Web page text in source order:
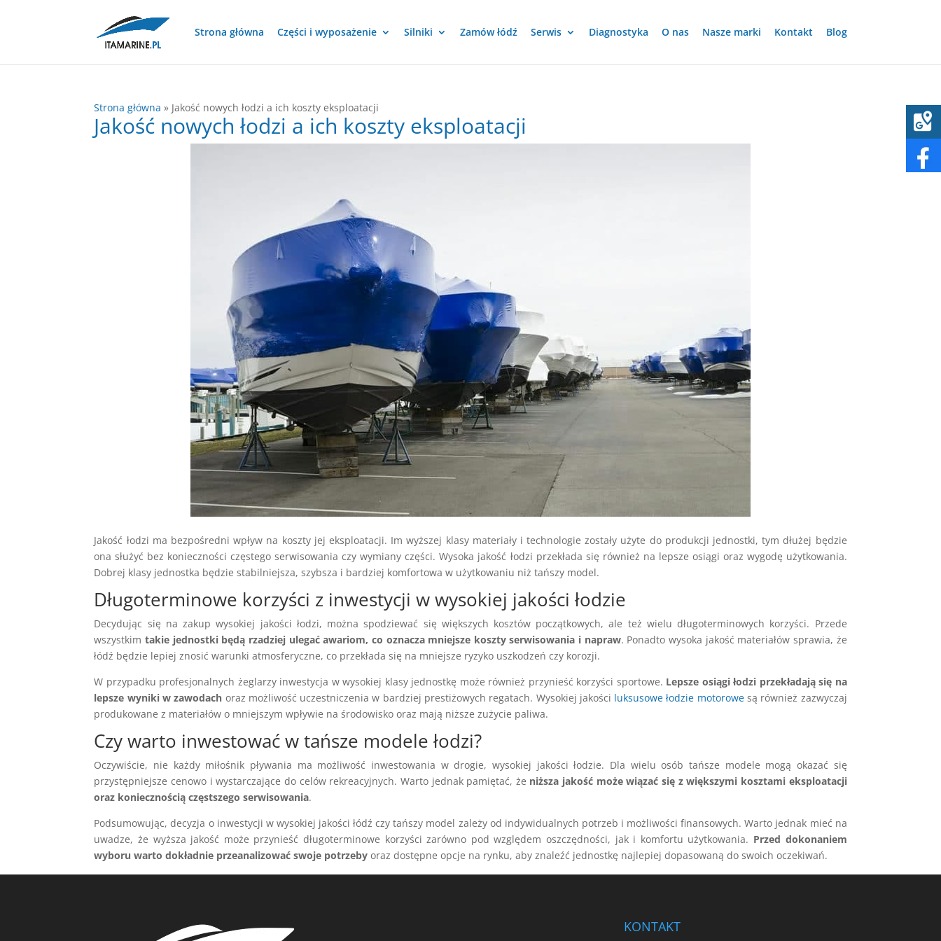
Strona główna Części i wyposażenie Silniki Zamów łódź Serwis Diagnostyka O nas Nasze marki Kontakt Blog
Strona główna » Jakość nowych łodzi a ich koszty eksploatacji
Jakość nowych łodzi a ich koszty eksploatacji
Jakość łodzi ma bezpośredni wpływ na koszty jej eksploatacji. Im wyższej klasy materiały i technologie zostały użyte do produkcji jednostki, tym dłużej będzie
ona służyć bez konieczności częstego serwisowania czy wymiany części. Wysoka jakość łodzi przekłada się również na lepsze osiągi oraz wygodę użytkowania.
Dobrej klasy jednostka będzie stabilniejsza, szybsza i bardziej komfortowa w użytkowaniu niż tańszy model.
Długoterminowe korzyści z inwestycji w wysokiej jakości łodzie
Decydując się na zakup wysokiej jakości łodzi, można spodziewać się większych kosztów początkowych, ale też wielu długoterminowych korzyści. Przede
wszystkimtakie jednostki będą rzadziej ulegać awariom, co oznacza mniejsze koszty serwisowania i napraw. Ponadto wysoka jakość materiałów sprawia, że
łódź będzie lepiej znosić warunki atmosferyczne, co przekłada się na mniejsze ryzyko uszkodzeń czy korozji.
W przypadku profesjonalnych żeglarzy inwestycja w wysokiej klasy jednostkę może również przynieść korzyści sportowe. Lepsze osiągi łodzi przekładają się na
lepsze wyniki w zawodach oraz możliwość uczestniczenia w bardziej prestiżowych regatach. Wysokiej jakości luksusowe łodzie motorowesą również zazwyczaj
produkowane z materiałów o mniejszym wpływie na środowisko oraz mają niższe zużycie paliwa.
Czy warto inwestować w tańsze modele łodzi?
Oczywiście, nie każdy miłośnik pływania ma możliwość inwestowania w drogie, wysokiej jakości łodzie. Dla wielu osób tańsze modele mogą okazać się
przystępniejsze cenowo i wystarczające do celów rekreacyjnych. Warto jednak pamiętać, że niższa jakość może wiązać się z większymi kosztami eksploatacji
oraz koniecznością częstszego serwisowania.
Podsumowując, decyzja o inwestycji w wysokiej jakości łódź czy tańszy model zależy od indywidualnych potrzeb i możliwości finansowych. Warto jednak mieć na
uwadze, że wyższa jakość może przynieść długoterminowe korzyści zarówno pod względem oszczędności, jak i komfortu użytkowania. Przed dokonaniem
wyboru warto dokładnie przeanalizować swoje potrzeby oraz dostępne opcje na rynku, aby znaleźć jednostkę najlepiej dopasowaną do swoich oczekiwań.
KONTAKT